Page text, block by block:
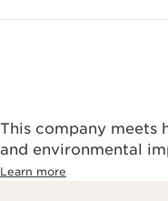
This company meets
and environmental
Learn more